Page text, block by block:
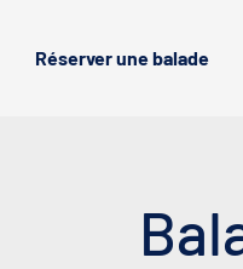
Réserver une balade